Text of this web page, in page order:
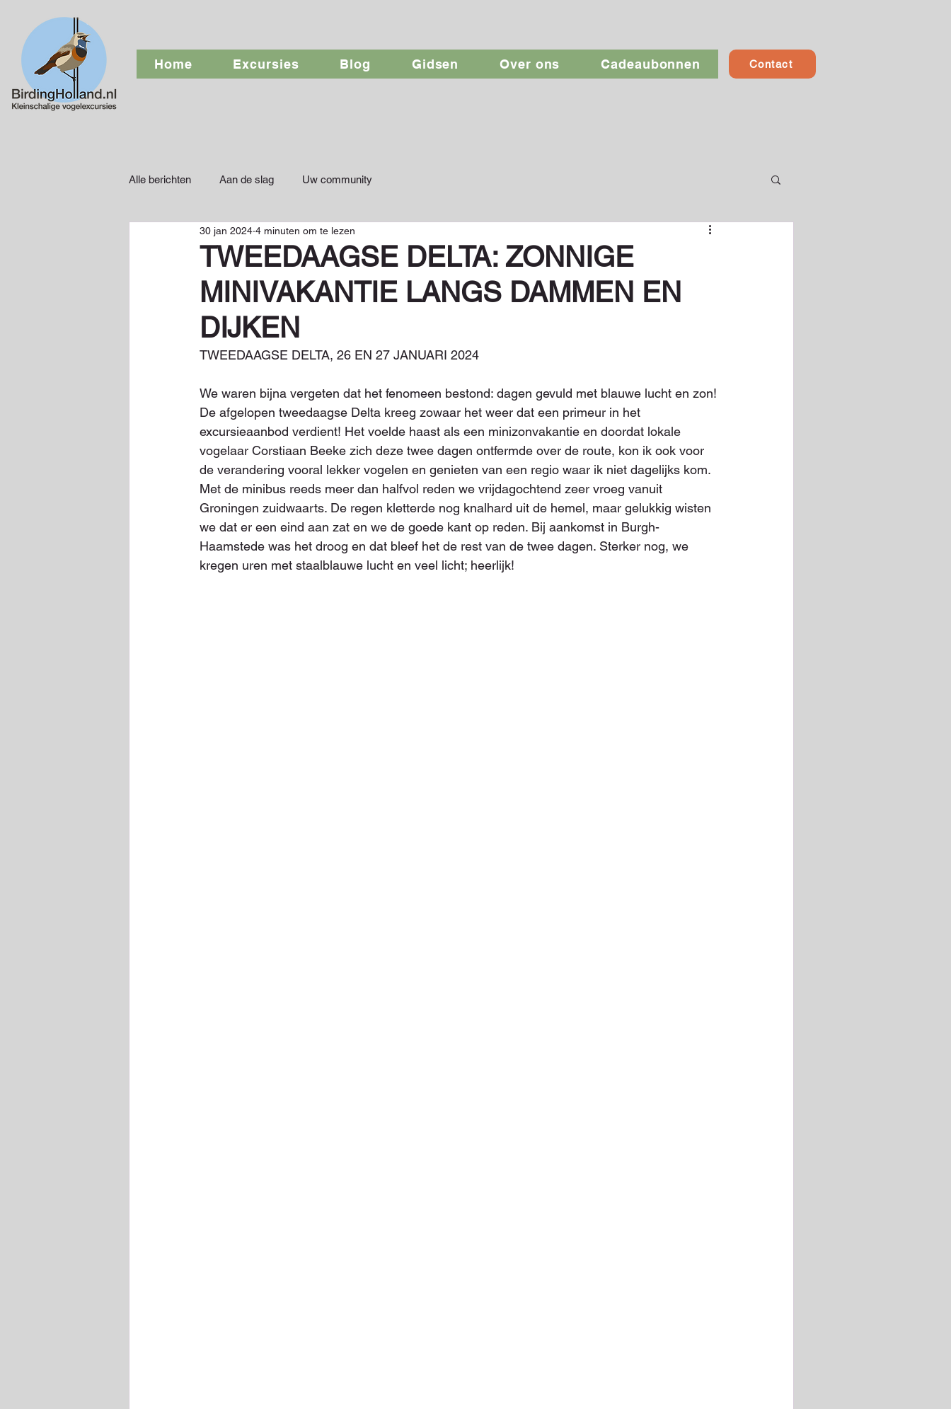
Home Excursies Blog Gidsen Over ons Cadeaubonnen Contact
Alle berichten Aan de slag Uw community
TWEEDAAGSE DELTA: ZONNIGE
MINIVAKANTIE LANGS DAMMEN EN
DIJKEN
30 jan 2024 4 minuten om te lezen
TWEEDAAGSE DELTA, 26 EN 27 JANUARI 2024
We waren bijna vergeten dat het fenomeen bestond: dagen gevuld met blauwe lucht en zon!
De afgelopen tweedaagse Delta kreeg zowaar het weer dat een primeur in het
excursieaanbod verdient! Het voelde haast als een minizonvakantie en doordat lokale
vogelaar Corstiaan Beeke zich deze twee dagen ontfermde over de route, kon ik ook voor
de verandering vooral lekker vogelen en genieten van een regio waar ik niet dagelijks kom.
Met de minibus reeds meer dan halfvol reden we vrijdagochtend zeer vroeg vanuit
Groningen zuidwaarts. De regen kletterde nog knalhard uit de hemel, maar gelukkig wisten
we dat er een eind aan zat en we de goede kant op reden. Bij aankomst in Burgh-
Haamstede was het droog en dat bleef het de rest van de twee dagen. Sterker nog, we
kregen uren met staalblauwe lucht en veel licht; heerlijk!